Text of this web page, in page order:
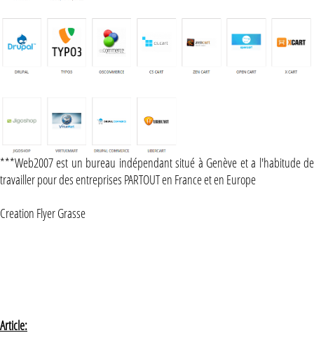
***Web2007 est un bureau indépendant situé à Genève et a l'habitude de
travailler pour des entreprises PARTOUT en France et en Europe
Creation Flyer Grasse
Article: